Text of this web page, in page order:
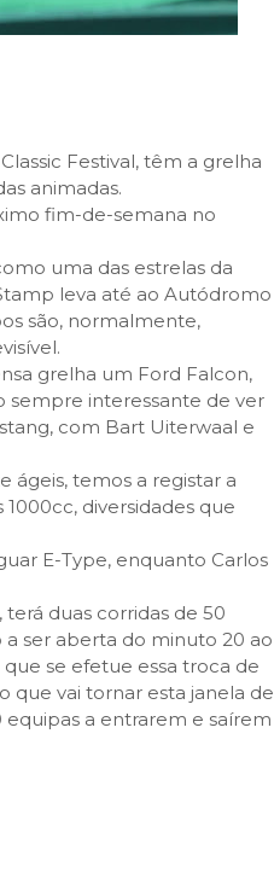
Festival, têm a grelha
animadas.
fim-de-semana no
uma das estrelas da
leva até ao Autódromo
são, normalmente,
grelha um Ford Falcon,
sempre interessante de ver
com Bart Uiterwaal e
ágeis, temos a registar a
diversidades que
E-Type, enquanto Carlos
duas corridas de 50
ser aberta do minuto 20 ao
se efetue essa troca de
que vai tornar esta janela de
a entrarem e saírem